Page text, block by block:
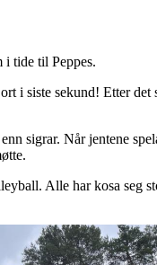
i tide til Peppes.
i siste sekund! Etter det
sigrar. Når jentene
Alle har kosa seg